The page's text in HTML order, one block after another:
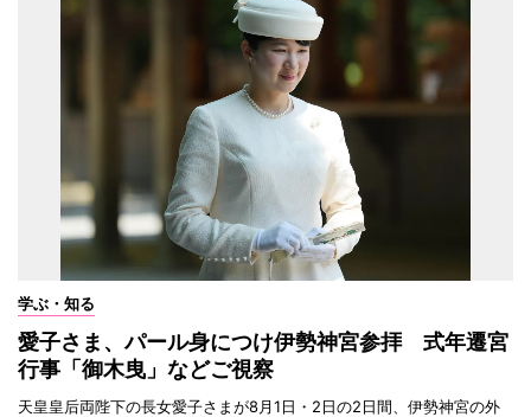
学ぶ・知る
愛子さま、パール身につけ伊勢神宮参拝 式年遷宮
行事「御木曳」などご視察
天皇皇后両陛下の長女愛子さまが8月1日・2日の2日間、伊勢神宮の外